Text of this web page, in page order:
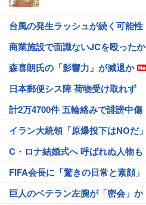
台風の発生ラッシュが続く可能性
商業施設で面識ないJCを殴ったか
森喜朗氏の「影響力」が減退か
日本郵便シス障 荷物受け取れず
計2万4700件 五輪絡みで誹謗中傷
イラン大統領「原爆投下はNOだ」
C・ロナ結婚式へ 呼ばれぬ人物も
FIFA会長に「驚きの日常と素顔」
巨人のベテラン左腕が「密会」か